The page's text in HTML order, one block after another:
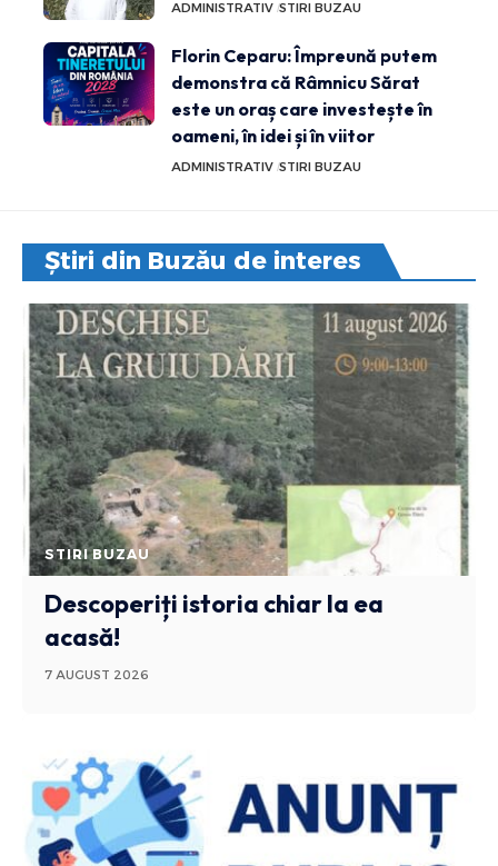
ADMINISTRATIV STIRI BUZAU
Florin Ceparu: Împreună putem
demonstra că Râmnicu Sărat
este un oraș care investește în
oameni, în idei și în viitor
ADMINISTRATIV STIRI BUZAU
Știri din Buzău de interes
STIRI BUZAU
Descoperiți istoria chiar la ea
acasă!
7 AUGUST 2026